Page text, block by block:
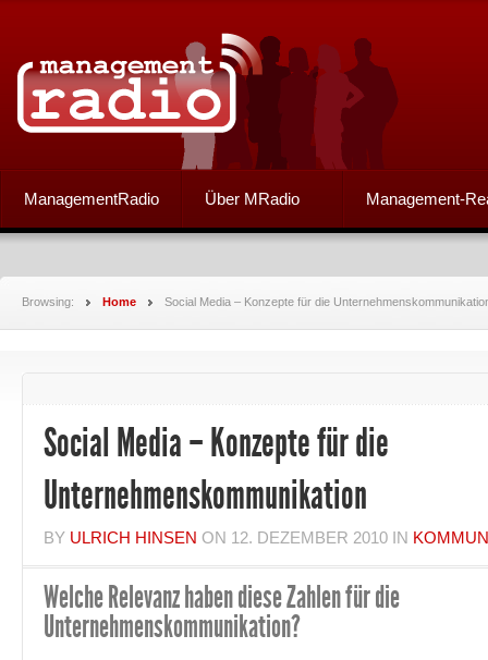
ManagementRadio Über MRadio Management-
Browsing: Home Social Media – Konzepte für die
Social Media – Konzepte für die
Unternehmenskommunikation
BY ULRICH HINSEN ON 12. DEZEMBER 2010 IN
Welche Relevanz haben diese Zahlen für die
Unternehmenskommunikation?